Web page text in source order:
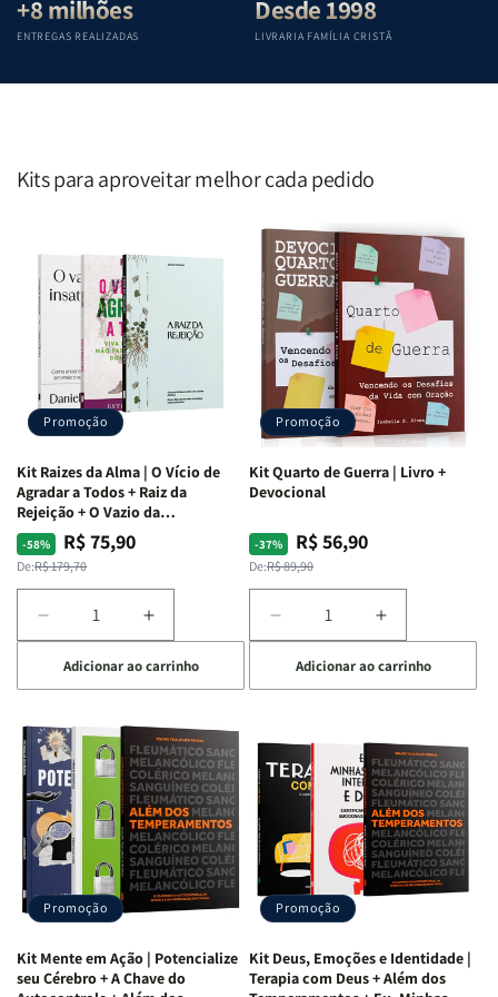
+8 milhões
ENTREGAS REALIZADAS
Desde 1998
LIVRARIA FAMÍLIA CRISTÃ
Kits para aproveitar melhor cada pedido
Promoção
Kit Raizes da Alma | O Vício de
Agradar a Todos + Raiz da
Rejeição + O Vazio da
Insatisfação.
-58%
Preço
normal
De:R$ 179,70
Preço
promocional
R$ 75,90
Diminuir
a
quantidade
de
Raizes
da
Alma
|
O
Vício
Agradar
a
Todos
+
Aumentar
a
quantidade
de
Raizes
da
Alma
|
O
Vício
de
Agradar
Todos
+
Adicionar ao carrinho
Promoção
Kit Quarto de Guerra | Livro +
Devocional
-37%
Preço
normal
De:R$ 89,90
Preço
promocional
R$ 56,90
Diminuir
a
quantidade
de
Quarto
de
Guerra
Livro
+
Devocional
Aumentar
a
quantidade
de
Quarto
de
Guerra
|
Livro
+
Devocional
Adicionar ao carrinho
Promoção
Kit Mente em Ação | Potencialize
seu Cérebro + A Chave do
Promoção
Kit Deus, Emoções e Identidade |
Terapia com Deus + Além dos